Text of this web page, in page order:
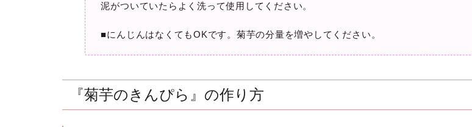
泥がついていたらよく洗って使用してください。
■にんじんはなくてもOKです。菊芋の分量を増やしてください。
『菊芋のきんぴら』の作り方